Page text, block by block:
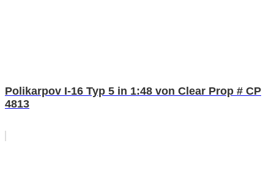
Polikarpov I-16 Typ 5 in 1:48 von Clear Prop # CP
4813